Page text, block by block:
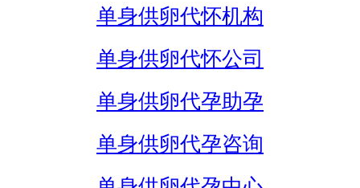
单身供卵代怀机构
单身供卵代怀公司
单身供卵代孕助孕
单身供卵代孕咨询